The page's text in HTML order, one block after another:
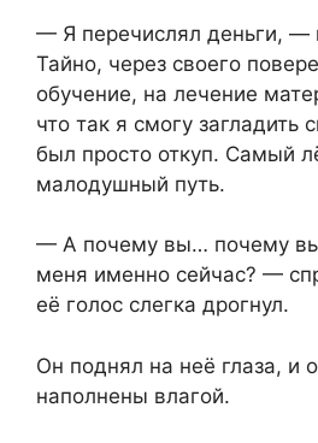
— Я перечислял деньги,
Тайно, через своего
обучение, на лечение
что так я смогу загладить
был просто откуп. Самый
малодушный путь.
— А почему вы… почему
меня именно сейчас? —
её голос слегка дрогнул.
Он поднял на неё глаза, и
наполнены влагой.